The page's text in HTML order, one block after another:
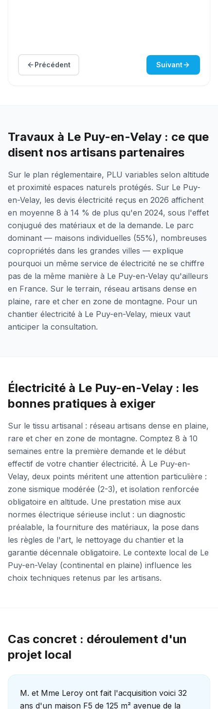
Précédent Suivant
Travaux à Le Puy-en-Velay : ce que
disent nos artisans partenaires
Sur le plan réglementaire, PLU variables selon altitude
et proximité espaces naturels protégés. Sur Le Puy-
en-Velay, les devis électricité reçus en 2026 affichent
en moyenne 8 à 14 % de plus qu'en 2024, sous l'effet
conjugué des matériaux et de la demande. Le parc
dominant — maisons individuelles (55%), nombreuses
copropriétés dans les grandes villes — explique
pourquoi un même service de électricité ne se chiffre
pas de la même manière à Le Puy-en-Velay qu'ailleurs
en France. Sur le terrain, réseau artisans dense en
plaine, rare et cher en zone de montagne. Pour un
chantier électricité à Le Puy-en-Velay, mieux vaut
anticiper la consultation.
Électricité à Le Puy-en-Velay : les
bonnes pratiques à exiger
Sur le tissu artisanal : réseau artisans dense en plaine,
rare et cher en zone de montagne. Comptez 8 à 10
semaines entre la première demande et le début
effectif de votre chantier électricité. À Le Puy-en-
Velay, deux points méritent une attention particulière :
zone sismique modérée (2-3), et isolation renforcée
obligatoire en altitude. Une prestation mise aux
normes électrique sérieuse inclut : un diagnostic
préalable, la fourniture des matériaux, la pose dans
les règles de l'art, le nettoyage du chantier et la
garantie décennale obligatoire. Le contexte local de Le
Puy-en-Velay (continental en plaine) influence les
choix techniques retenus par les artisans.
Cas concret : déroulement d'un
projet local
M. et Mme Leroy ont fait l'acquisition voici 32
ans d'un maison F5 de 125 m² avenue de la